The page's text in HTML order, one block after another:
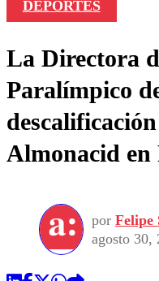
DEPORTES
La Directora
Paralímpico
Almonacid en
por Felipe
agosto 30,